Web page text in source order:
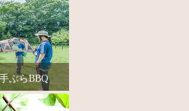
ぶらBBQ